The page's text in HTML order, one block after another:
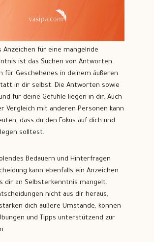
Anzeichen für eine mangelnde
ist das Suchen von Antworten
für Geschehenes in deinem äußeren
in dir selbst. Die Antworten sowie
für deine Gefühle liegen in dir. Auch
Vergleich mit anderen Personen kann
dass du den Fokus auf dich und
solltest.
Bedauern und Hinterfragen
kann ebenfalls ein Anzeichen
dir an Selbsterkenntnis mangelt.
nicht aus dir heraus,
dich äußere Umstände, können
und Tipps unterstützend zur